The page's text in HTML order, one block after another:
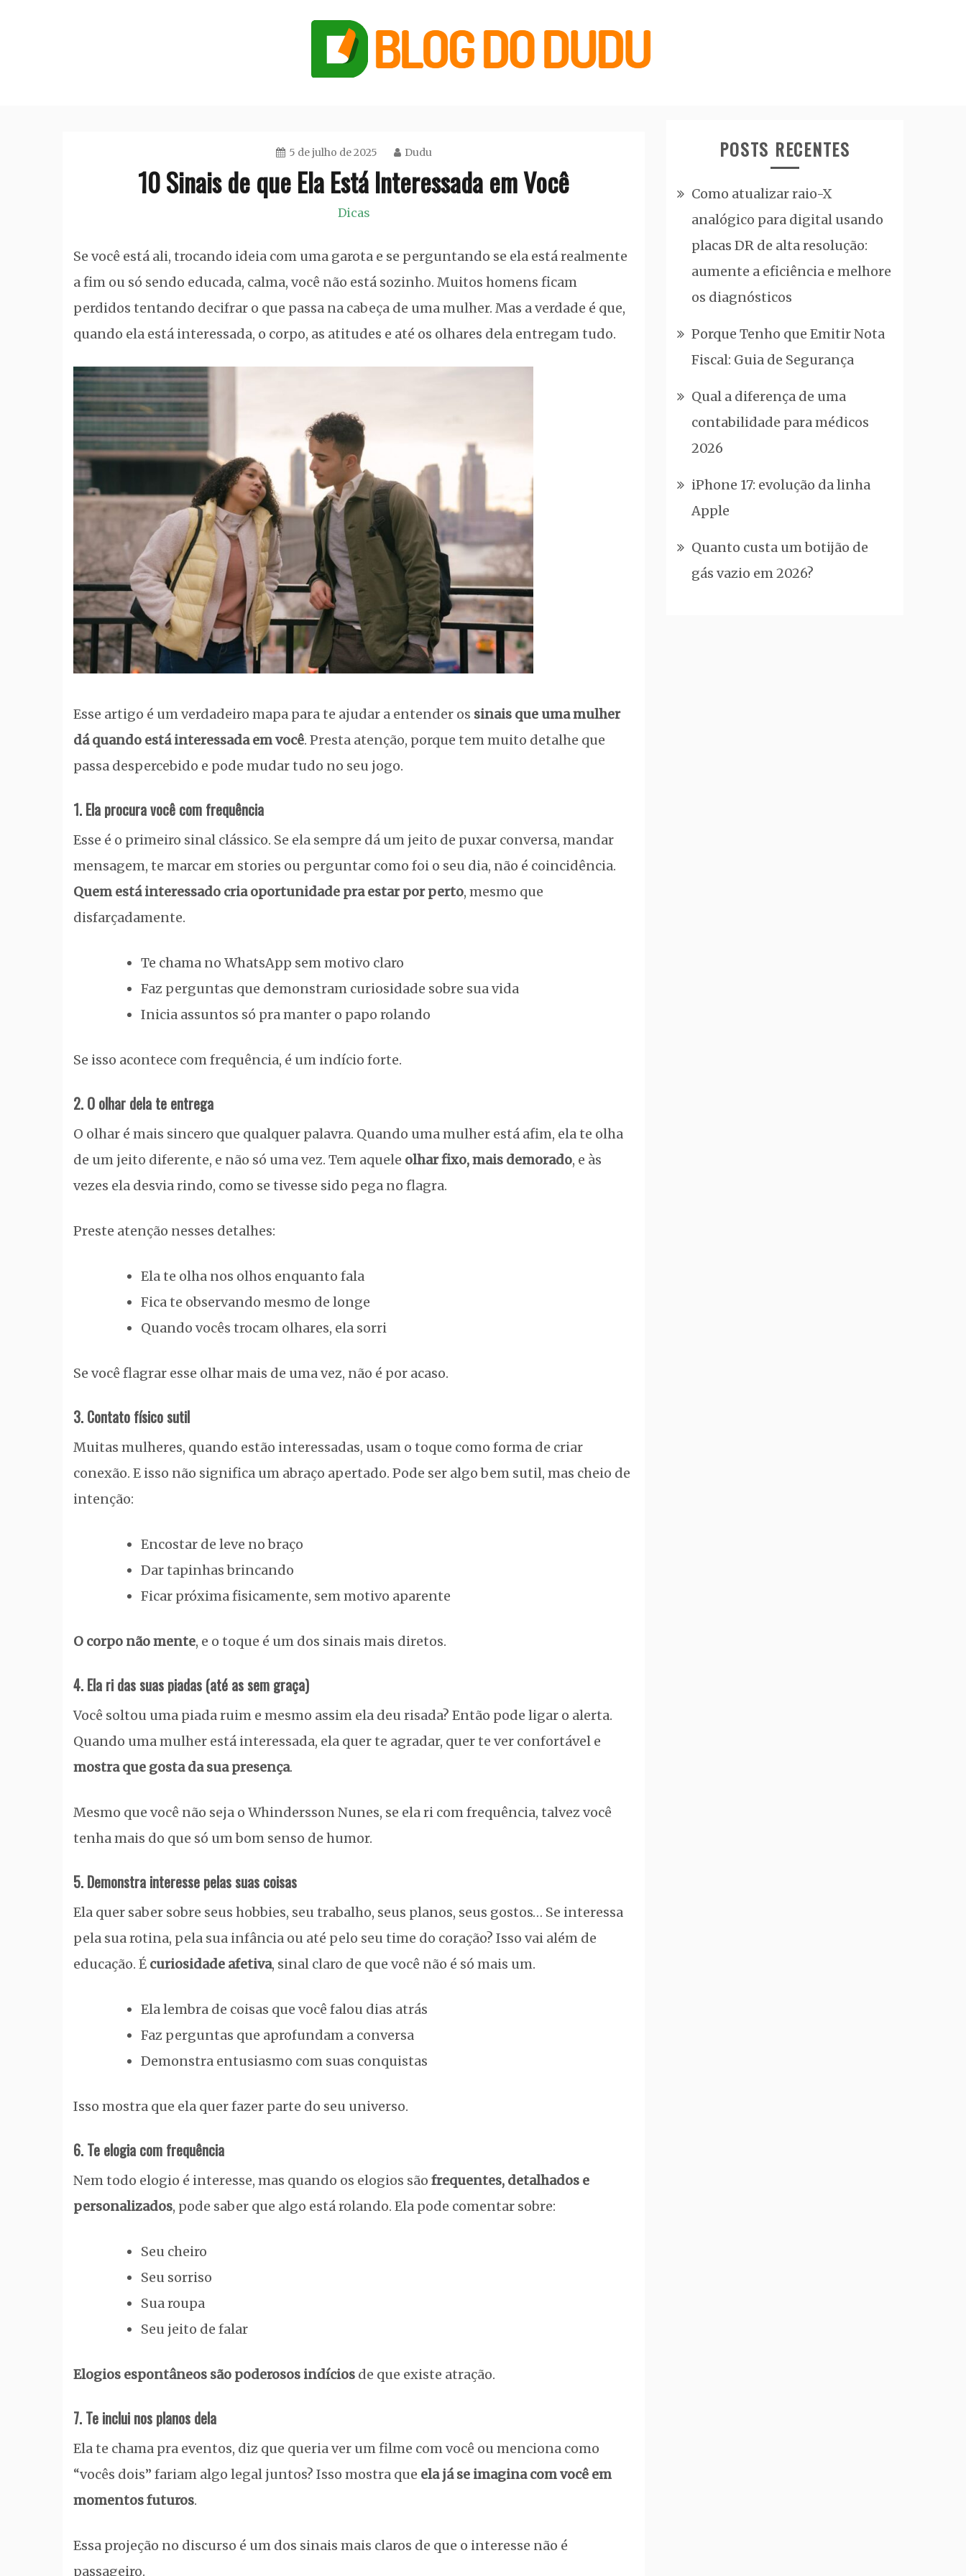
5 de julho de 2025 Dudu
10 Sinais de que Ela Está Interessada em Você
Dicas
Se você está ali, trocando ideia com uma garota e se perguntando se ela está realmente
a fim ou só sendo educada, calma, você não está sozinho. Muitos homens ficam
perdidos tentando decifrar o que passa na cabeça de uma mulher. Mas a verdade é que,
quando ela está interessada, o corpo, as atitudes e até os olhares dela entregam tudo.
Esse artigo é um verdadeiro mapa para te ajudar a entender os sinais que uma mulher
dá quando está interessada em você. Presta atenção, porque tem muito detalhe que
passa despercebido e pode mudar tudo no seu jogo.
1. Ela procura você com frequência
Esse é o primeiro sinal clássico. Se ela sempre dá um jeito de puxar conversa, mandar
mensagem, te marcar em stories ou perguntar como foi o seu dia, não é coincidência.
Quem está interessado cria oportunidade pra estar por perto, mesmo que
disfarçadamente.
Te chama no WhatsApp sem motivo claro
Faz perguntas que demonstram curiosidade sobre sua vida
Inicia assuntos só pra manter o papo rolando
Se isso acontece com frequência, é um indício forte.
2. O olhar dela te entrega
O olhar é mais sincero que qualquer palavra. Quando uma mulher está afim, ela te olha
de um jeito diferente, e não só uma vez. Tem aquele olhar fixo, mais demorado, e às
vezes ela desvia rindo, como se tivesse sido pega no flagra.
Preste atenção nesses detalhes:
Ela te olha nos olhos enquanto fala
Fica te observando mesmo de longe
Quando vocês trocam olhares, ela sorri
Se você flagrar esse olhar mais de uma vez, não é por acaso.
3. Contato físico sutil
Muitas mulheres, quando estão interessadas, usam o toque como forma de criar
conexão. E isso não significa um abraço apertado. Pode ser algo bem sutil, mas cheio de
intenção:
Encostar de leve no braço
Dar tapinhas brincando
Ficar próxima fisicamente, sem motivo aparente
O corpo não mente, e o toque é um dos sinais mais diretos.
4. Ela ri das suas piadas (até as sem graça)
Você soltou uma piada ruim e mesmo assim ela deu risada? Então pode ligar o alerta.
Quando uma mulher está interessada, ela quer te agradar, quer te ver confortável e
mostra que gosta da sua presença.
Mesmo que você não seja o Whindersson Nunes, se ela ri com frequência, talvez você
tenha mais do que só um bom senso de humor.
5. Demonstra interesse pelas suas coisas
Ela quer saber sobre seus hobbies, seu trabalho, seus planos, seus gostos… Se interessa
pela sua rotina, pela sua infância ou até pelo seu time do coração? Isso vai além de
educação. É curiosidade afetiva, sinal claro de que você não é só mais um.
Ela lembra de coisas que você falou dias atrás
Faz perguntas que aprofundam a conversa
Demonstra entusiasmo com suas conquistas
Isso mostra que ela quer fazer parte do seu universo.
6. Te elogia com frequência
Nem todo elogio é interesse, mas quando os elogios são frequentes, detalhados e
personalizados, pode saber que algo está rolando. Ela pode comentar sobre:
Seu cheiro
Seu sorriso
Sua roupa
Seu jeito de falar
Elogios espontâneos são poderosos indícios de que existe atração.
7. Te inclui nos planos dela
Ela te chama pra eventos, diz que queria ver um filme com você ou menciona como
“vocês dois” fariam algo legal juntos? Isso mostra que ela já se imagina com você em
momentos futuros.
Essa projeção no discurso é um dos sinais mais claros de que o interesse não é
passageiro.
POSTS RECENTES
Como atualizar raio-X
analógico para digital usando
placas DR de alta resolução:
aumente a eficiência e melhore
os diagnósticos
Porque Tenho que Emitir Nota
Fiscal: Guia de Segurança
Qual a diferença de uma
contabilidade para médicos
2026
iPhone 17: evolução da linha
Apple
Quanto custa um botijão de
gás vazio em 2026?